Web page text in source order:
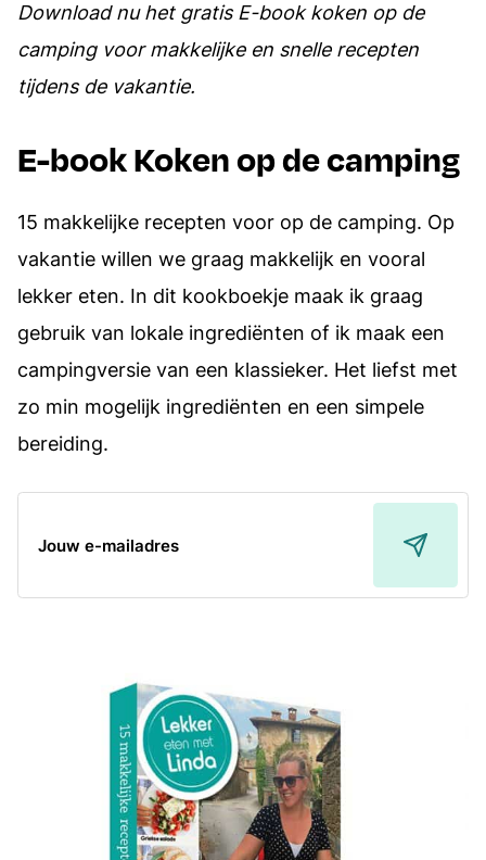
Download nu het gratis E-book koken op de
camping voor makkelijke en snelle recepten
tijdens de vakantie.
E-book Koken op de camping
15 makkelijke recepten voor op de camping. Op
vakantie willen we graag makkelijk en vooral
lekker eten. In dit kookboekje maak ik graag
gebruik van lokale ingrediënten of ik maak een
campingversie van een klassieker. Het liefst met
zo min mogelijk ingrediënten en een simpele
bereiding.
mailadres